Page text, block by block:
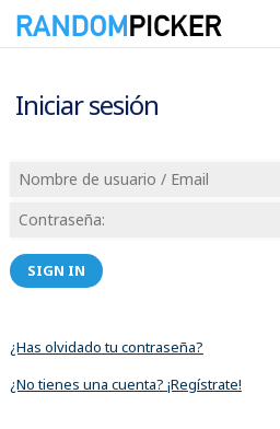
Iniciar sesión
SIGN IN
¿Has olvidado tu contraseña?
¿No tienes una cuenta? ¡Regístrate!